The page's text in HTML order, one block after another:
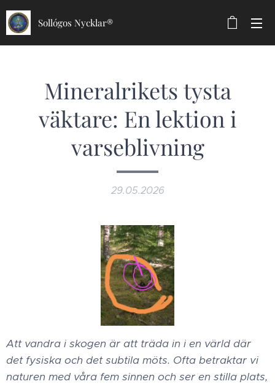
Sollógos Nycklar®
Mineralrikets tysta
väktare: En lektion i
varseblivning
29.05.2026
Att vandra i skogen är att träda in i en värld där
det fysiska och det subtila möts. Ofta betraktar vi
naturen med våra fem sinnen och ser en stilla plats,